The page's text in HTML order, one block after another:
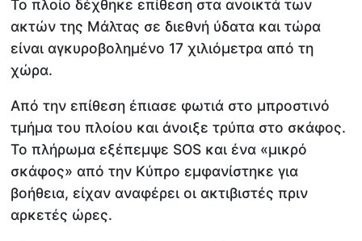
Το πλοίο δέχθηκε επίθεση στα ανοικτά των
ακτών της Μάλτας σε διεθνή ύδατα και τώρα
είναι αγκυροβολημένο 17 χιλιόμετρα από τη
χώρα.
Από την επίθεση έπιασε φωτιά στο μπροστινό
τμήμα του πλοίου και άνοιξε τρύπα στο σκάφος.
Το πλήρωμα εξέπεμψε SOS και ένα «μικρό
σκάφος» από την Κύπρο εμφανίστηκε για
βοήθεια, είχαν αναφέρει οι ακτιβιστές πριν
αρκετές ώρες.